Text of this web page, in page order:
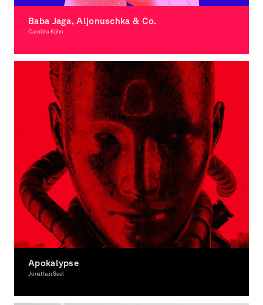
Baba Jaga, Aljonuschka & Co.
Carolina Kühn
Apokalypse
Jonathan Seel